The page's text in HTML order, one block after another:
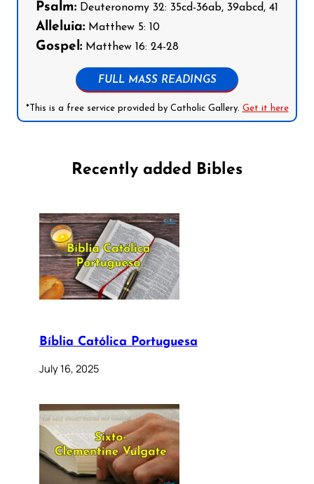
Psalm: Deuteronomy 32: 35cd-36ab, 39abcd, 41
Alleluia: Matthew 5: 10
Gospel: Matthew 16: 24-28
FULL MASS READINGS
*This is a free service provided by Catholic Gallery. Get it here
Recently added Bibles
Bíblia Católica Portuguesa
July 16, 2025